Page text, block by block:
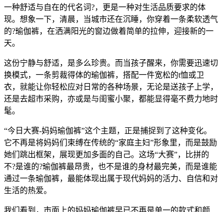
一种舒适与自在的代名词?，更是一种对生活品质要求的体
现。想象一下，清晨，当城市还在沉睡，你穿着一条柔软透气
的?瑜伽裤，在洒满阳光的窗边做着简单的拉伸，迎接新的一
天。
这份宁静与舒适，是多么珍贵。而当孩子醒来，你需要迅速切
换模式，一条剪裁得体的瑜伽裤，搭配一件宽松的t恤或卫
衣，就能让你轻松应对日常的各种场景，无论是送孩子上学，
还是去超市采购，亦或是与闺蜜小聚，都能显得毫不费力地时
髦。
“今日大赛-妈妈瑜伽裤”这个主题，正是捕捉到了这种变化。
它不再是将妈妈们束缚在传统的“家庭主妇”形象里，而是鼓励
她们跳出框架，展现更加多面的自己。这场“大赛”，比拼的
不?是谁的?瑜伽裤最昂贵，也不是谁的身材最完美，而是谁能
通过一条瑜伽裤，最能体现出属于现代妈妈的活力、自信和对
生活的热爱。